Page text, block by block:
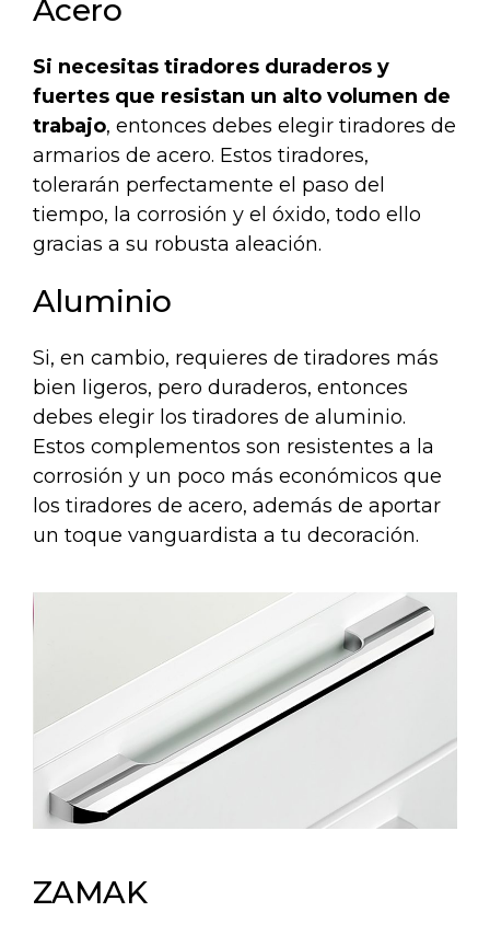
Acero
Si necesitas tiradores duraderos y
fuertes que resistan un alto volumen de
trabajo, entonces debes elegir tiradores de
armarios de acero. Estos tiradores,
tolerarán perfectamente el paso del
tiempo, la corrosión y el óxido, todo ello
gracias a su robusta aleación.
Aluminio
Si, en cambio, requieres de tiradores más
bien ligeros, pero duraderos, entonces
debes elegir los tiradores de aluminio.
Estos complementos son resistentes a la
corrosión y un poco más económicos que
los tiradores de acero, además de aportar
un toque vanguardista a tu decoración.
ZAMAK